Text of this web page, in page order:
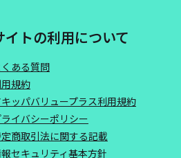
イトの利用について
くある質問
規約
ッパバリュープラス利用規約
イバシーポリシー
商取引法に関する記載
セキュリティ基本方針